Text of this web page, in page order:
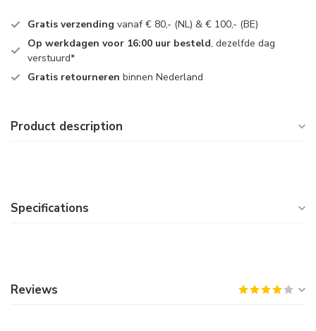
Gratis verzending vanaf € 80,- (NL) & € 100,- (BE)
Op werkdagen voor 16:00 uur besteld, dezelfde dag
verstuurd*
Gratis retourneren binnen Nederland
Product description
Specifications
Reviews